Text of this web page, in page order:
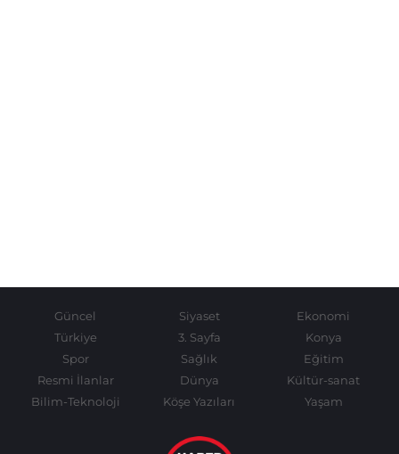
Güncel Siyaset
Ekonomi
Türkiye
3. Sayfa
Konya
Spor
Sağlık
Eğitim
Resmi İlanlar
Dünya
Kültür-sanat
Bilim-Teknoloji
Köşe Yazıları Yaşam